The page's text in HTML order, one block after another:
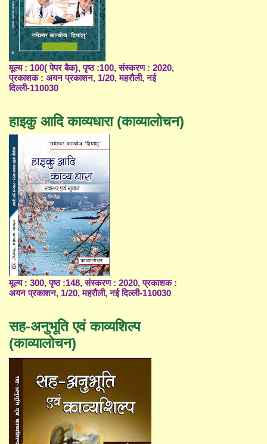
मूल्य : 100( पेपर बैक), पृष्ठ :100, संस्करण : 2020,
प्रकाशक : अयन प्रकाशन, 1/20, महरौली, नई
दिल्ली-110030
हाइकु आदि काव्यधारा (काव्यालोचन)
मूल्य : 300, पृष्ठ :148, संस्करण : 2020, प्रकाशक :
अयन प्रकाशन, 1/20, महरौली, नई दिल्ली-110030
सह-अनुभूति एवं काव्यशिल्प
(काव्यालोचन)